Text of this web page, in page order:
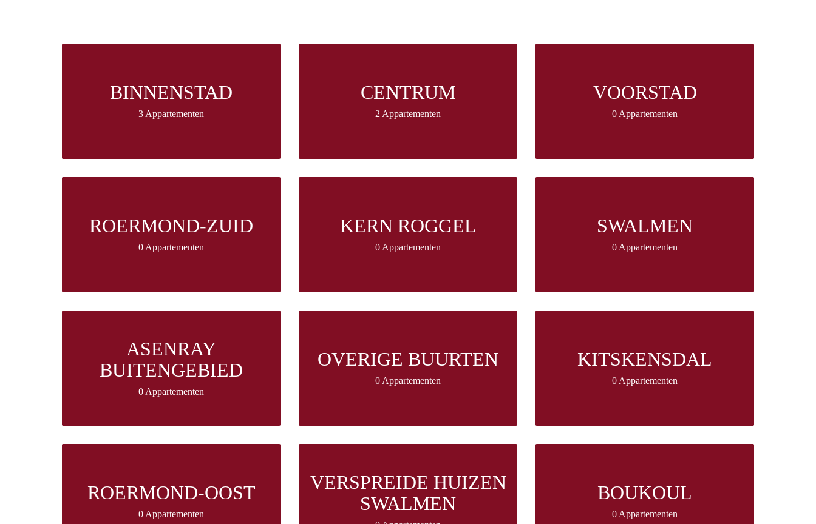
BINNENSTAD
3 Appartementen
CENTRUM
2 Appartementen
VOORSTAD
0 Appartementen
ROERMOND-ZUID
0 Appartementen
KERN ROGGEL
0 Appartementen
SWALMEN
0 Appartementen
ASENRAY
BUITENGEBIED
0 Appartementen
OVERIGE BUURTEN
0 Appartementen
KITSKENSDAL
0 Appartementen
ROERMOND-OOST
0 Appartementen
VERSPREIDE HUIZEN
SWALMEN
BOUKOUL
0 Appartementen